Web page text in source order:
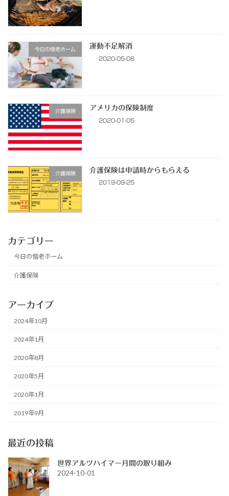
今日の偕老ホーム 運動不足解消
2020-05-08
介護保険 アメリカの保険制度
2020-01-05
介護保険 介護保険は申請時からもらえる
2019-09-25
カテゴリー
今日の偕老ホーム
介護保険
アーカイブ
2024年10月
2024年1月
2020年8月
2020年5月
2020年1月
2019年9月
最近の投稿
世界アルツハイマー月間の取り組み
2024-10-01